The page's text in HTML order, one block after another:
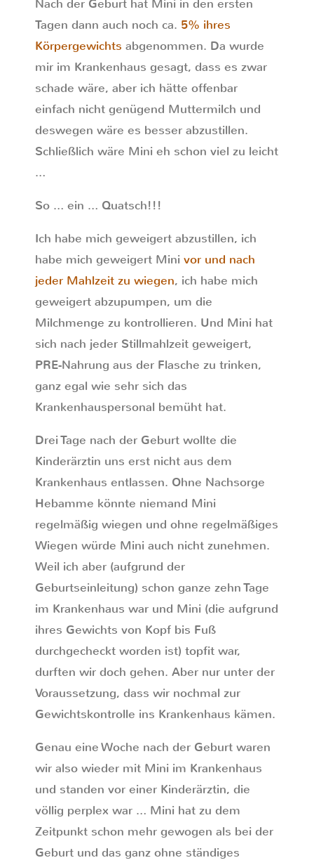
Nach der Geburt hat Mini in den ersten
Tagen dann auch noch ca. 5% ihres
Körpergewichts abgenommen. Da wurde
mir im Krankenhaus gesagt, dass es zwar
schade wäre, aber ich hätte offenbar
einfach nicht genügend Muttermilch und
deswegen wäre es besser abzustillen.
Schließlich wäre Mini eh schon viel zu leicht
…
So … ein … Quatsch!!!
Ich habe mich geweigert abzustillen, ich
habe mich geweigert Mini vor und nach
jeder Mahlzeit zu wiegen, ich habe mich
geweigert abzupumpen, um die
Milchmenge zu kontrollieren. Und Mini hat
sich nach jeder Stillmahlzeit geweigert,
PRE-Nahrung aus der Flasche zu trinken,
ganz egal wie sehr sich das
Krankenhauspersonal bemüht hat.
Drei Tage nach der Geburt wollte die
Kinderärztin uns erst nicht aus dem
Krankenhaus entlassen. Ohne Nachsorge
Hebamme könnte niemand Mini
regelmäßig wiegen und ohne regelmäßiges
Wiegen würde Mini auch nicht zunehmen.
Weil ich aber (aufgrund der
Geburtseinleitung) schon ganze zehn Tage
im Krankenhaus war und Mini (die aufgrund
ihres Gewichts von Kopf bis Fuß
durchgecheckt worden ist) topfit war,
durften wir doch gehen. Aber nur unter der
Voraussetzung, dass wir nochmal zur
Gewichtskontrolle ins Krankenhaus kämen.
Genau eine Woche nach der Geburt waren
wir also wieder mit Mini im Krankenhaus
und standen vor einer Kinderärztin, die
völlig perplex war … Mini hat zu dem
Zeitpunkt schon mehr gewogen als bei der
Geburt und das ganz ohne ständiges